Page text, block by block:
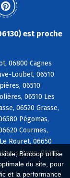
Biocoop utilise
du site, pour
et la performance
est proche
06800 Cagnes
Loubet, 06510
06510
06510 Les
06520 Grasse,
Pégomas,
Courmes,
Rouret, 06650
s/Loup, 06560